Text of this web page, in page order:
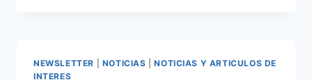
NEWSLETTER NOTICIAS |NOTICIAS Y ARTICULOS DE
INTERES